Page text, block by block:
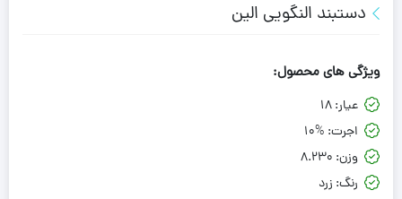
دستبند النگویی الین
ویژگی های محصول:
عیار:18
اجرت: 10%
وزن: 8.230
رنگ: زرد